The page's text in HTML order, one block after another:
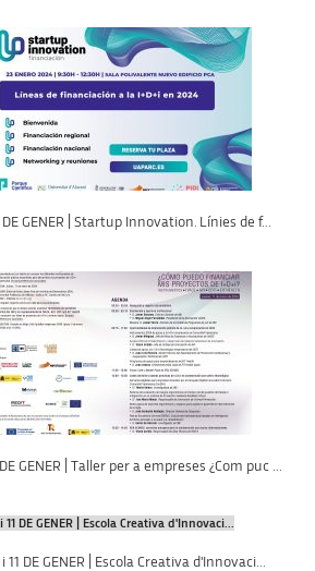
DE GENER | Startup Innovation. Línies de f...
DE GENER | Taller per a empreses ¿Com puc ...
11 DE GENER | Escola Creativa d'Innovaci...
i 11 DE GENER | Escola Creativa d'Innovaci...